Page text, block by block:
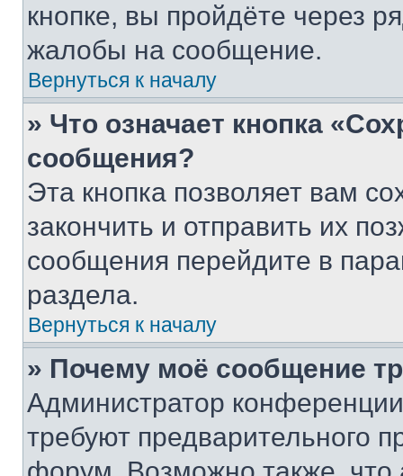
кнопке, вы пройдёте через
жалобы на сообщение.
Вернуться к началу
» Что означает кнопка
сообщения?
Эта кнопка позволяет вам
закончить и отправить их
сообщения перейдите в
раздела.
Вернуться к началу
» Почему моё сообщение
Администратор
требуют предварительного